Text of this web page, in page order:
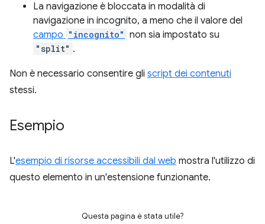
La navigazione è bloccata in modalità di
navigazione in incognito, a meno che il valore del
campo "incognito" non sia impostato su
"split" .
Non è necessario consentire gli script dei contenuti
stessi.
Esempio
L'esempio di risorse accessibili dal web mostra l'utilizzo di
questo elemento in un'estensione funzionante.
Questa pagina è stata utile?